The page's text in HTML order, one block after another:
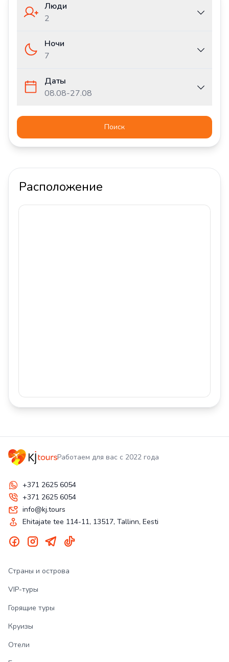
Люди
2
Ночи
7
Даты
08.08-27.08
Поиск
Расположение
Работаем для вас с 2022 года
+371 2625 6054
+371 2625 6054
info@kj.tours
Ehitajate tee 114-11, 13517, Tallinn, Eesti
Страны и острова
VIP-туры
Горящие туры
Круизы
Отели